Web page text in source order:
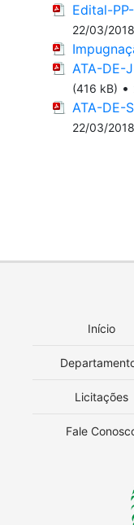
Edital-
22/03/2018
ATA-DE-
(416 kB) •
ATA-DE-
22/03/2018
Início
Licitações
Fale